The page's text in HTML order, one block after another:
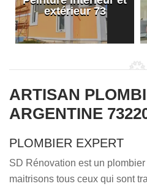
extérieur 73
ARTISAN
ARGENTINE
PLOMBIER EXPERT
SD Rénovation est un
maitrisons tous ceux qui sont